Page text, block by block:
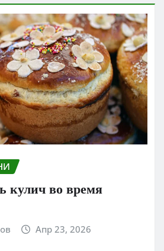
кулич во время
Апр 23, 2026